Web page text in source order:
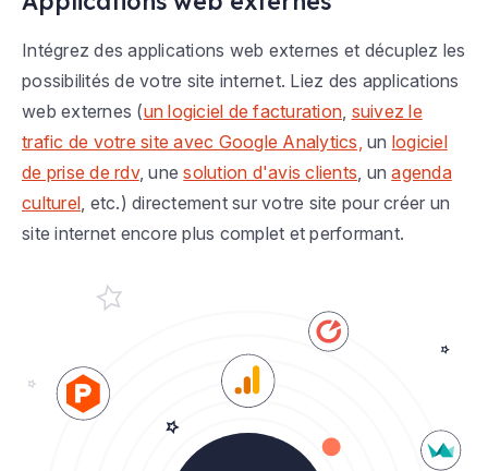
Intégrez des applications web externes et décuplez les
possibilités de votre site internet. Liez des applications
web externes (un logiciel de facturation, suivez le
trafic de votre site avec Google Analytics, un logiciel
de prise de rdv, unesolution d'avis clients, unagenda
culturel, etc.) directement sur votre site pour créer un
site internet encore plus complet et performant.